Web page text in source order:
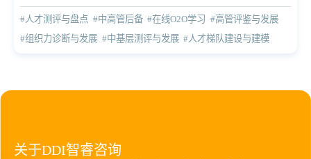
#人才测评与盘点 #中高管后备 #在线O2O学习 #高管评鉴与发展
#组织力诊断与发展 #中基层测评与发展 #人才梯队建设与建模
关于DDI智睿咨询